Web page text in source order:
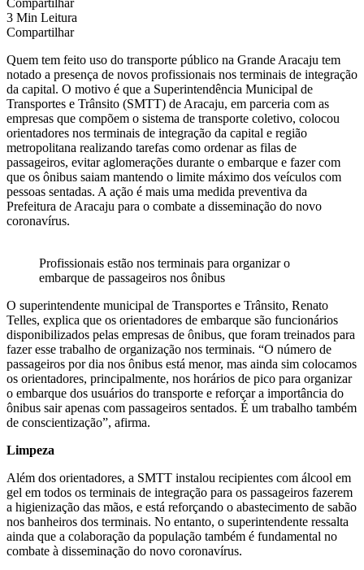
3 Min Leitura
Compartilhar
Quem tem feito uso do transporte público na Grande Aracaju tem
notado a presença de novos profissionais nos terminais de integração
da capital. O motivo é que a Superintendência Municipal de
Transportes e Trânsito (SMTT) de Aracaju, em parceria com as
empresas que compõem o sistema de transporte coletivo, colocou
orientadores nos terminais de integração da capital e região
metropolitana realizando tarefas como ordenar as filas de
passageiros, evitar aglomerações durante o embarque e fazer com
que os ônibus saiam mantendo o limite máximo dos veículos com
pessoas sentadas. A ação é mais uma medida preventiva da
Prefeitura de Aracaju para o combate a disseminação do novo
coronavírus.
Profissionais estão nos terminais para organizar o
embarque de passageiros nos ônibus
O superintendente municipal de Transportes e Trânsito, Renato
Telles, explica que os orientadores de embarque são funcionários
disponibilizados pelas empresas de ônibus, que foram treinados para
fazer esse trabalho de organização nos terminais. “O número de
passageiros por dia nos ônibus está menor, mas ainda sim colocamos
os orientadores, principalmente, nos horários de pico para organizar
o embarque dos usuários do transporte e reforçar a importância do
ônibus sair apenas com passageiros sentados. É um trabalho também
de conscientização”, afirma.
Limpeza
Além dos orientadores, a SMTT instalou recipientes com álcool em
gel em todos os terminais de integração para os passageiros fazerem
a higienização das mãos, e está reforçando o abastecimento de sabão
nos banheiros dos terminais. No entanto, o superintendente ressalta
ainda que a colaboração da população também é fundamental no
combate à disseminação do novo coronavírus.